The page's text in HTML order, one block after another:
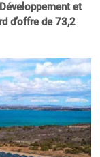
et
d’offre de 73,2